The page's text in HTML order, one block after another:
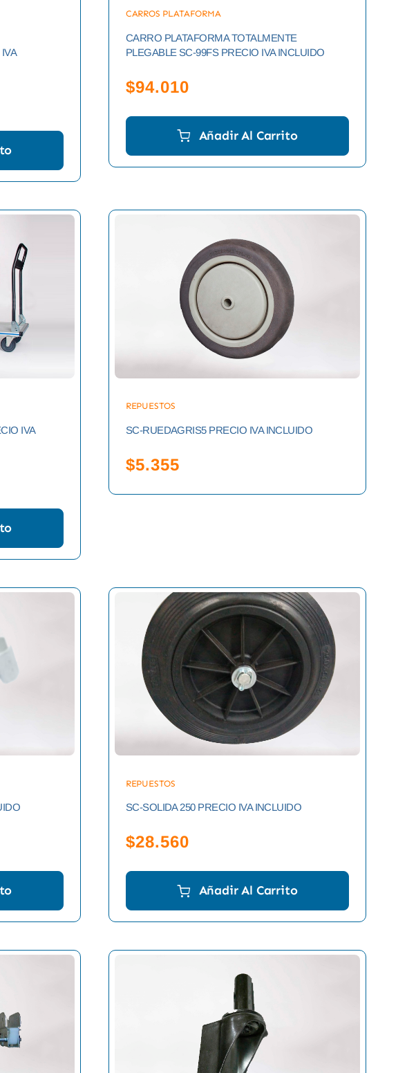
CARROS PLATAFORMA
CARRO PLATAFORMA TOTALMENTE
PLEGABLE SC-99FS PRECIO IVA INCLUIDO
$94.010
Añadir Al Carrito
IVA
REPUESTOS
SC-RUEDAGRIS5 PRECIO IVA INCLUIDO
$5.355
REPUESTOS
SC-SOLIDA 250 PRECIO IVA INCLUIDO
$28.560
Añadir Al Carrito